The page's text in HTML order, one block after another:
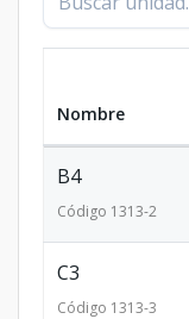
Nombre
B4
Código 1313-2
C3
Código 1313-3